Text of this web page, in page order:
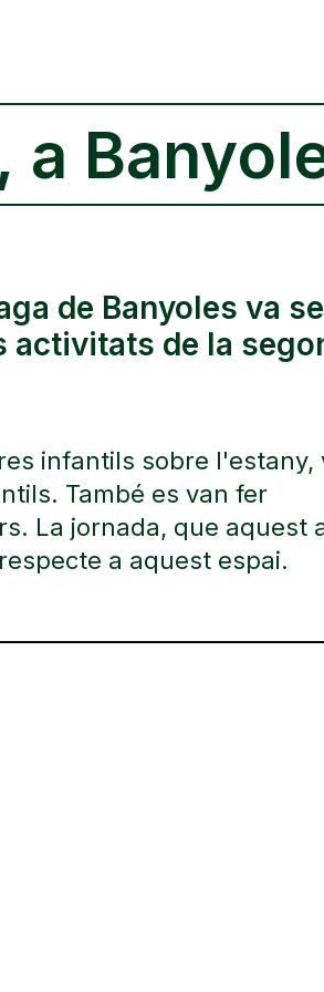
a
de Banyoles va
activitats de la
infantils sobre l'estany,
També es van fer
La jornada, que aquest
a aquest espai.